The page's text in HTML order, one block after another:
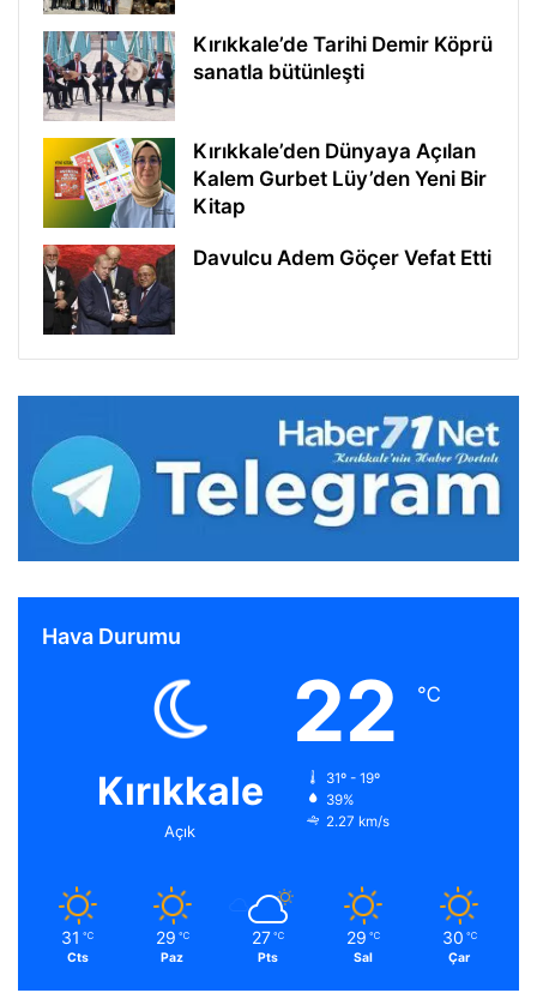
Kırıkkale’de Tarihi Demir Köprü
sanatla bütünleşti
Kırıkkale’den Dünyaya Açılan
Kalem Gurbet Lüy’den Yeni Bir
Kitap
Davulcu Adem Göçer Vefat Etti
Hava Durumu
Kırıkkale
Açık
22 ℃
31º - 19º
39%
2.27 km/s
31 ℃
Cts
29 ℃
Paz
27 ℃
Pts
29 ℃
Sal
30 ℃
Çar